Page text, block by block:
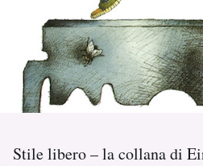
NEWSLETTER
I MIEI PREFERITI
Stile libero – la collana di